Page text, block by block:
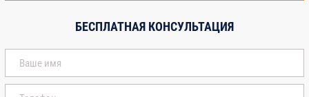
4. Организационные мероприятия,
обеспечивающие качество выполнения работ
БЕСПЛАТНАЯ КОНСУЛЬТАЦИЯ